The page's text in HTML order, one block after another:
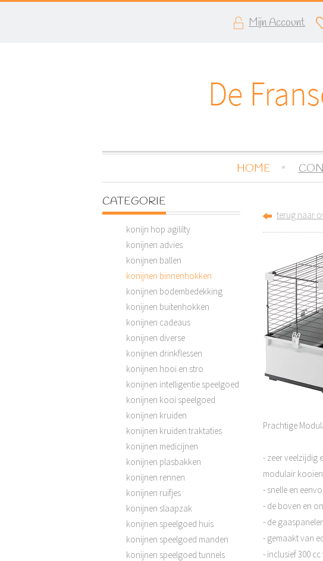
Mijn Account
HOME
CATEGORIE
konijn hop agililty
konijnen advies
konijnen ballen
konijnen binnenhokken
konijnen bodembedekking
konijnen buitenhokken
konijnen cadeaus
konijnen diverse
konijnen drinkflessen
konijnen hooi en stro
konijnen intelligentie speelgoed
konijnen kooi speelgoed
konijnen kruiden
konijnen kruiden traktaties
konijnen medicijnen
konijnen plasbakken
konijnen rennen
konijnen ruifjes
konijnen slaapzak
konijnen speelgoed huis
konijnen speelgoed manden
konijnen speelgoed tunnels
terug naar
Prachtige
- zeer veelzijdig
modulair
- snelle en
- de boven en
- de
- gemaakt van
- inclusief 300